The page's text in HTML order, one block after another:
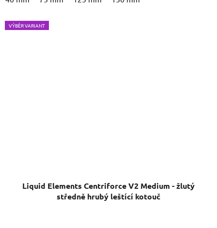
VÝBĚR VARIANT
Liquid Elements Centriforce V2 Medium - žlutý
středně hrubý leštící kotouč